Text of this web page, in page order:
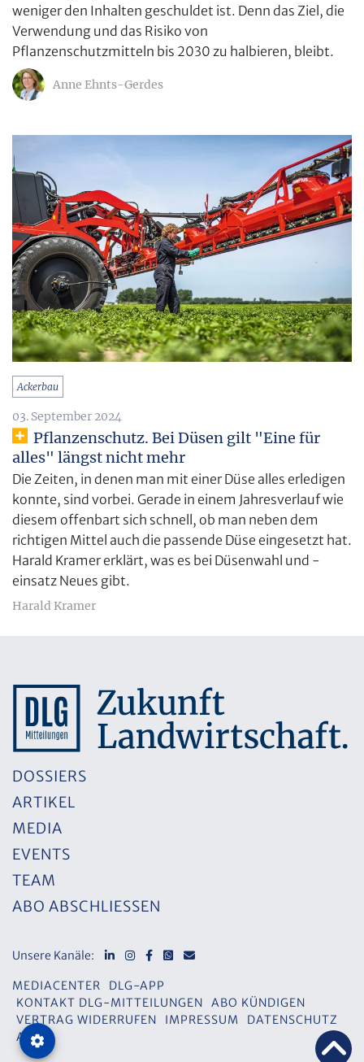
weniger den Inhalten geschuldet ist. Denn das Ziel, die
Verwendung und das Risiko von
Pflanzenschutzmitteln bis 2030 zu halbieren, bleibt.
Anne Ehnts-Gerdes
Ackerbau
03. September 2024
Pflanzenschutz. Bei Düsen gilt "Eine für
alles" längst nicht mehr
Die Zeiten, in denen man mit einer Düse alles erledigen
konnte, sind vorbei. Gerade in einem Jahresverlauf wie
diesem offenbart sich schnell, ob man neben dem
richtigen Mittel auch die passende Düse eingesetzt hat.
Harald Kramer erklärt, was es bei Düsenwahl und -
einsatz Neues gibt.
Harald Kramer
DOSSIERS
ARTIKEL
MEDIA
EVENTS
TEAM
ABO ABSCHLIESSEN
Unsere Kanäle:
MEDIACENTER
DLG-APP
KONTAKT DLG-MITTEILUNGEN
ABO KÜNDIGEN
VERTRAG WIDERRUFEN
IMPRESSUM
DATENSCHUTZ
AGB